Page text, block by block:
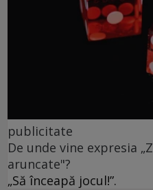
publicitate
De unde vine expresia
aruncate"?
„Să înceapă jocul!”.